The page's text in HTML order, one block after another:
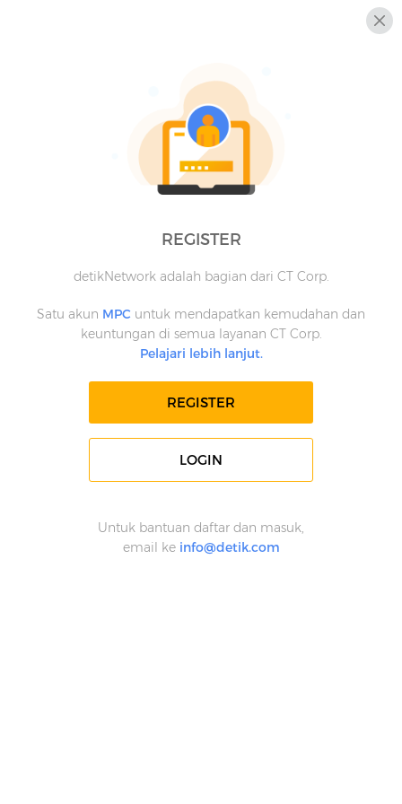
REGISTER
detikNetwork adalah bagian dari CT Corp.
Satu akun MPC untuk mendapatkan kemudahan dan
keuntungan di semua layanan CT Corp.
Pelajari lebih lanjut.
REGISTER
LOGIN
Untuk bantuan daftar dan masuk,
email ke info@detik.com